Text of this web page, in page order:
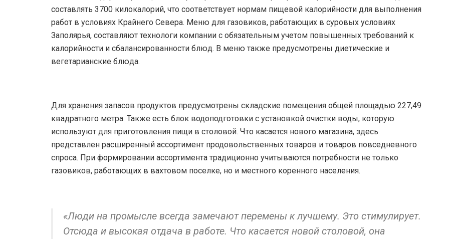
составлять 3700 килокалорий, что соответствует нормам пищевой калорийности для выполнения
работ в условиях Крайнего Севера. Меню для газовиков, работающих в суровых условиях
Заполярья, составляют технологи компании с обязательным учетом повышенных требований к
калорийности и сбалансированности блюд. В меню также предусмотрены диетические и
вегетарианские блюда.
Для хранения запасов продуктов предусмотрены складские помещения общей площадью 227,49
квадратного метра. Также есть блок водоподготовки с установкой очистки воды, которую
используют для приготовления пищи в столовой. Что касается нового магазина, здесь
представлен расширенный ассортимент продовольственных товаров и товаров повседневного
спроса. При формировании ассортимента традиционно учитываются потребности не только
газовиков, работающих в вахтовом поселке, но и местного коренного населения.
«Люди на промысле всегда замечают перемены к лучшему. Это стимулирует.
Отсюда и высокая отдача в работе. Что касается новой столовой, она